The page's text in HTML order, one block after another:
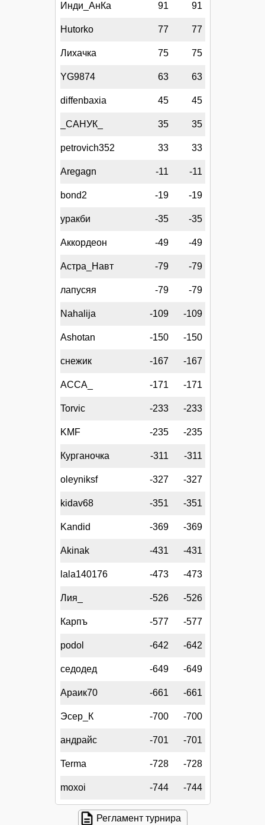
Инди_АнКа 91 91
Hutorko 77 77
Лихачка 75 75
YG9874 63 63
diffenbaxia 45 45
_САНУК_ 35 35
petrovich352 33 33
Aregagn -11 -11
bond2 -19 -19
уракби -35 -35
Аккордеон -49 -49
Астра_Навт -79 -79
лапусяя -79 -79
Nahalija -109 -109
Ashotan -150 -150
снежик -167 -167
АССА_ -171 -171
Torvic -233 -233
KMF -235 -235
Курганочка -311 -311
oleyniksf -327 -327
kidav68 -351 -351
Kandid -369 -369
Akinak -431 -431
lala140176 -473 -473
Лия_ -526 -526
Карпъ -577 -577
podol -642 -642
седодед -649 -649
Араик70 -661 -661
Эсер_К -700 -700
андрайс -701 -701
Terma -728 -728
moxoi -744 -744
Регламент турнира